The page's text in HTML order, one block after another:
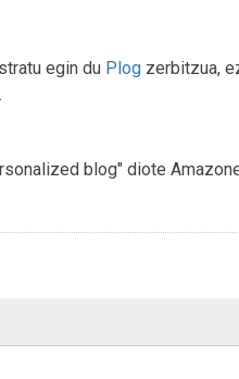
egin du Plog zerbitzua,
blog" diote